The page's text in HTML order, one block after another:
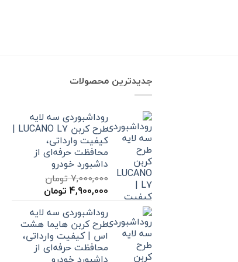
جدیدترین محصولات
روداشبوردی سه‌ لایه
طرح کربن LUCANO L7 |
کیفیت وارداتی،
محافظت حرفه‌ای از
داشبورد خودرو
7,000,000تومان
قیمت
7,000,000 تومان
بود.
4,900,000 تومان
است.
روداشبوردی سه‌ لایه
طرح کربن هایما هشت
اس | کیفیت وارداتی،
محافظت حرفه‌ای از